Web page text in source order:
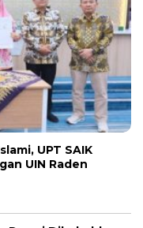
UPT SAIK
UIN Raden